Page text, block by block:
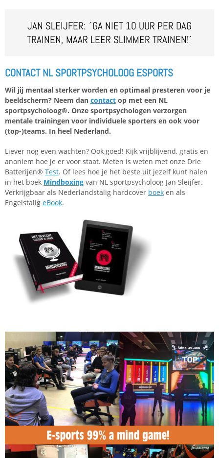
JAN SLEIJFER: ´GA NIET 10 UUR PER DAG
TRAINEN, MAAR LEER SLIMMER TRAINEN!´
CONTACT NL SPORTPSYCHOLOOG ESPORTS
Wil jij mentaal sterker worden en optimaal presteren voor je
beeldscherm? Neem dan contact op met een NL
sportpsycholoog®. Onze sportpsychologen verzorgen
mentale trainingen voor individuele sporters en ook voor
(top-)teams. In heel Nederland.
Liever nog even wachten? Ook goed! Kijk vrijblijvend, gratis en
anoniem hoe je er voor staat. Meten is weten met onze Drie
Batterijen® Test. Of lees hoe je het beste uit jezelf kunt halen
in het boek Mindboxing van NL sportpsycholoog Jan Sleijfer.
Verkrijgbaar als Nederlandstalig hardcover boek en als
Engelstalig eBook.